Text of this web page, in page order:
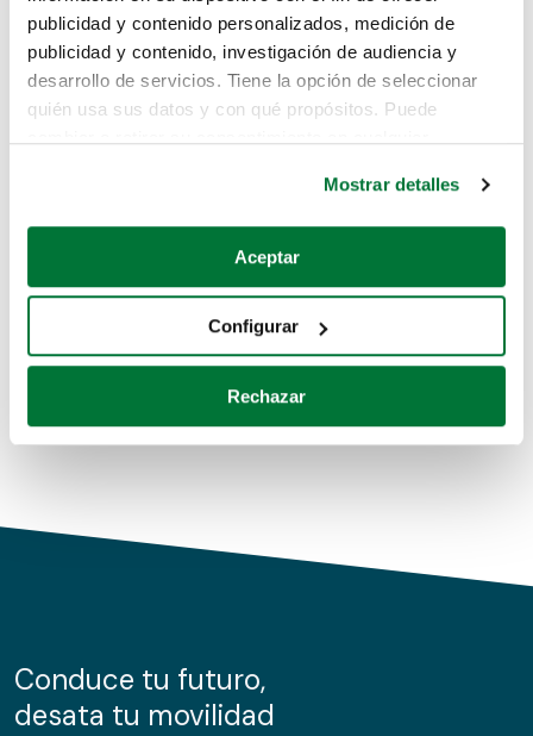
publicidad y contenido personalizados, medición de
publicidad y contenido, investigación de audiencia y
desarrollo de servicios. Tiene la opción de seleccionar
quién usa sus datos y con qué propósitos. Puede
Si lo permite, también quisiéramos:
Recopilar información sobre su ubicación geográfica
Identificar su dispositivo analizándolo activamente
para buscar características específicas (huellas
Obtenga más información sobre cómo se procesan sus
de cookies.
información sobre el uso que haga del sitio web con
nuestros partners de redes sociales, publicidad y análisis
Mostrar detalles
Aceptar
Configurar
Rechazar
te hemos traido hasta aquí.
Pero puedes encontrar el coche que estás
buscando en alguno de estos enlaces:
Coches de segunda mano
Coches de km0
Conduce tu futuro,
desata tu movilidad